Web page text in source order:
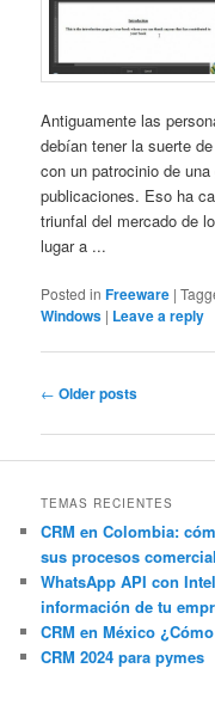
Antiguamente las
debían tener la suerte
con un patrocinio de
publicaciones. Eso ha
triunfal del mercado de
lugar a ...
Posted in Freeware |
Windows | Leave a reply
Post
← Older posts
TEMAS RECIENTES
CRM en Colombia:
sus procesos
WhatsApp API con
información de tu
CRM en México
CRM 2024 para pymes